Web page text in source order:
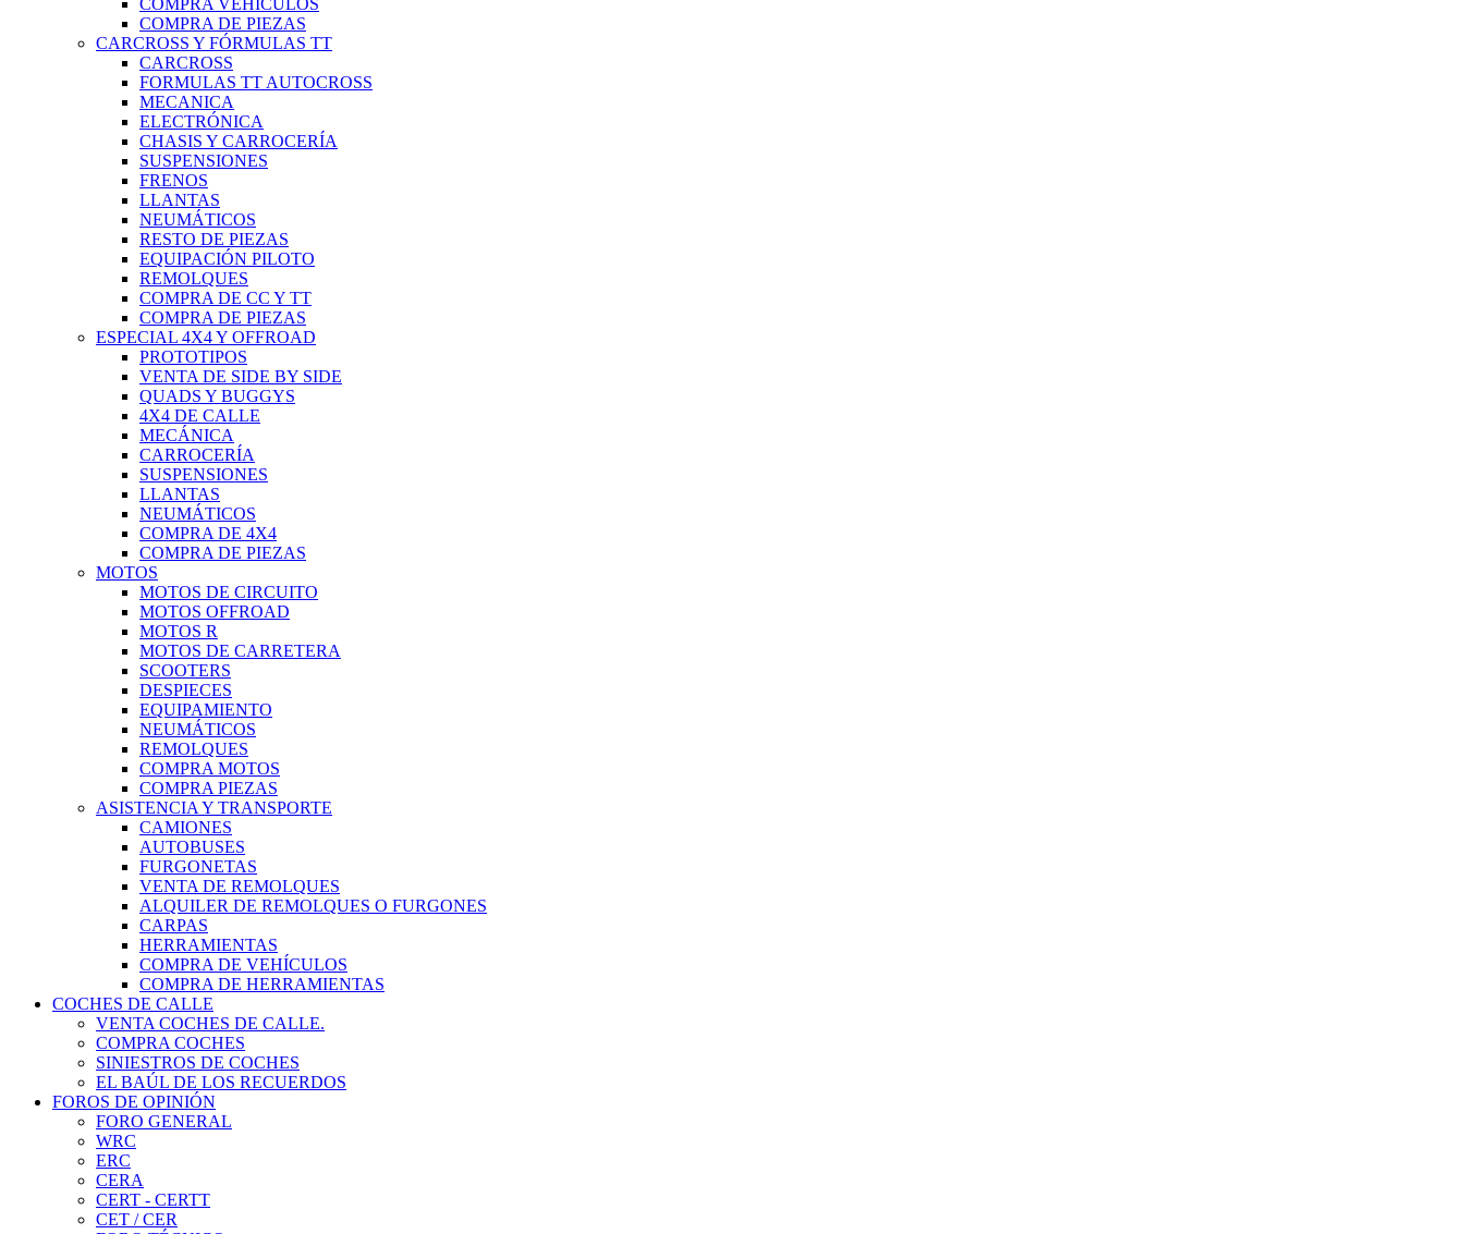
COMPRA VEHÍCULOS
COMPRA DE PIEZAS
CARCROSS Y FÓRMULAS TT
CARCROSS
FORMULAS TT AUTOCROSS
MECANICA
ELECTRÓNICA
CHASIS Y CARROCERÍA
SUSPENSIONES
FRENOS
LLANTAS
NEUMÁTICOS
RESTO DE PIEZAS
EQUIPACIÓN PILOTO
REMOLQUES
COMPRA DE CC Y TT
COMPRA DE PIEZAS
ESPECIAL 4X4 Y OFFROAD
PROTOTIPOS
VENTA DE SIDE BY SIDE
QUADS Y BUGGYS
4X4 DE CALLE
MECÁNICA
CARROCERÍA
SUSPENSIONES
LLANTAS
NEUMÁTICOS
COMPRA DE 4X4
COMPRA DE PIEZAS
MOTOS
MOTOS DE CIRCUITO
MOTOS OFFROAD
MOTOS R
MOTOS DE CARRETERA
SCOOTERS
DESPIECES
EQUIPAMIENTO
NEUMÁTICOS
REMOLQUES
COMPRA MOTOS
COMPRA PIEZAS
ASISTENCIA Y TRANSPORTE
CAMIONES
AUTOBUSES
FURGONETAS
VENTA DE REMOLQUES
ALQUILER DE REMOLQUES O FURGONES
CARPAS
HERRAMIENTAS
COMPRA DE VEHÍCULOS
COMPRA DE HERRAMIENTAS
COCHES DE CALLE
VENTA COCHES DE CALLE.
COMPRA COCHES
SINIESTROS DE COCHES
EL BAÚL DE LOS RECUERDOS
FOROS DE OPINIÓN
FORO GENERAL
WRC
ERC
CERA
CERT - CERTT
CET / CER